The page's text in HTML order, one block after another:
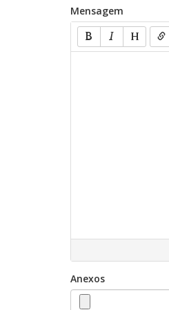
Mensagem
Anexos